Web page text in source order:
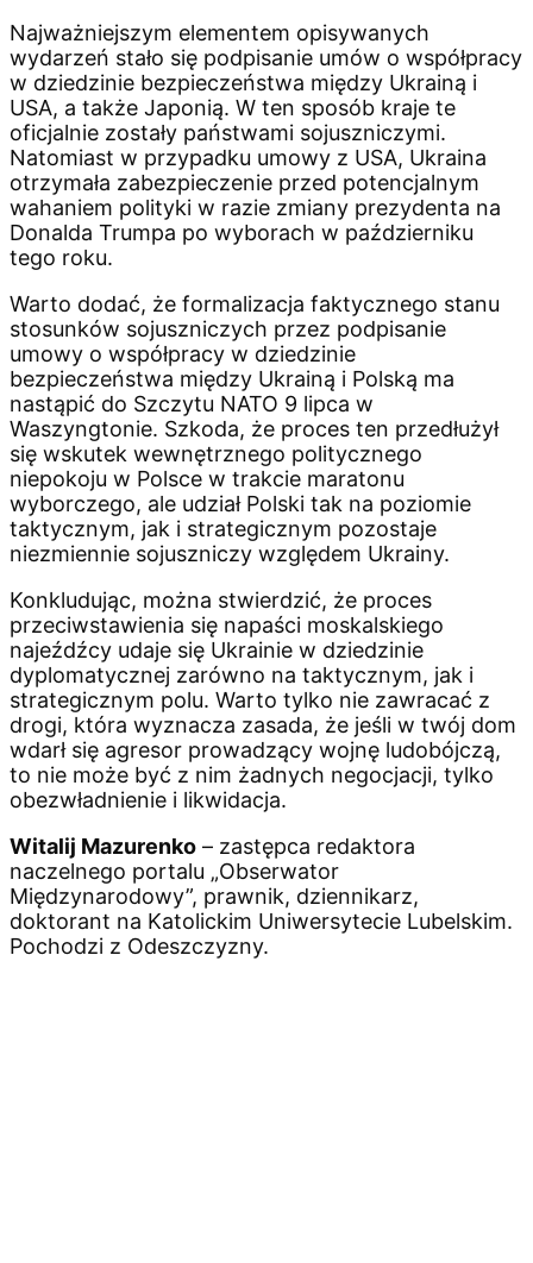
Najważniejszym elementem opisywanych
wydarzeń stało się podpisanie umów o współpracy
w dziedzinie bezpieczeństwa między Ukrainą i
USA, a także Japonią. W ten sposób kraje te
oficjalnie zostały państwami sojuszniczymi.
Natomiast w przypadku umowy z USA, Ukraina
otrzymała zabezpieczenie przed potencjalnym
wahaniem polityki w razie zmiany prezydenta na
Donalda Trumpa po wyborach w październiku
tego roku.
Warto dodać, że formalizacja faktycznego stanu
stosunków sojuszniczych przez podpisanie
umowy o współpracy w dziedzinie
bezpieczeństwa między Ukrainą i Polską ma
nastąpić do Szczytu NATO 9 lipca w
Waszyngtonie. Szkoda, że proces ten przedłużył
się wskutek wewnętrznego politycznego
niepokoju w Polsce w trakcie maratonu
wyborczego, ale udział Polski tak na poziomie
taktycznym, jak i strategicznym pozostaje
niezmiennie sojuszniczy względem Ukrainy.
Konkludując, można stwierdzić, że proces
przeciwstawienia się napaści moskalskiego
najeźdźcy udaje się Ukrainie w dziedzinie
dyplomatycznej zarówno na taktycznym, jak i
strategicznym polu. Warto tylko nie zawracać z
drogi, która wyznacza zasada, że jeśli w twój dom
wdarł się agresor prowadzący wojnę ludobójczą,
to nie może być z nim żadnych negocjacji, tylko
obezwładnienie i likwidacja.
Witalij Mazurenko – zastępca redaktora
naczelnego portalu „Obserwator
Międzynarodowy”, prawnik, dziennikarz,
doktorant na Katolickim Uniwersytecie Lubelskim.
Pochodzi z Odeszczyzny.